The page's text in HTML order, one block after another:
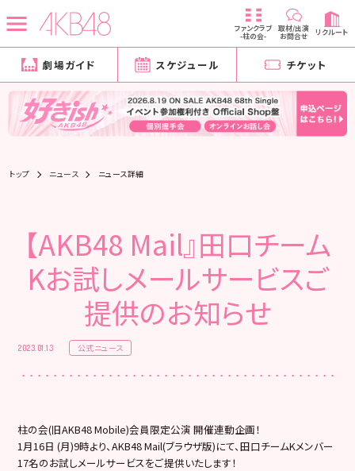
ファンクラブ
-柱の会-
取材/出演
お問合せ リクルート
劇場ガイド スケジュール チケット
トップ ニュース ニュース詳細
【AKB48 Mail』田口チーム
Kお試しメールサービスご
提供のお知らせ
2023.01.13 公式ニュース
柱の会(旧AKB48 Mobile)会員限定公演 開催連動企画！
1月16日 (月)9時より、AKB48 Mail(ブラウザ版)にて、田口チームKメンバー
17名のお試しメールサービスをご提供いたします！